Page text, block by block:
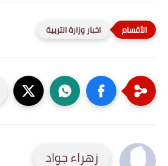
اخبار وزارة التربية
زهراء جواد